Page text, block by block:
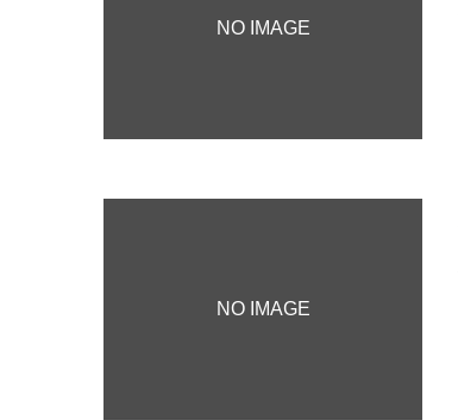
NO IMAGE
NO IMAGE